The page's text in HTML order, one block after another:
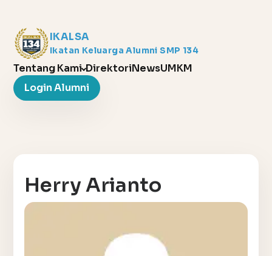
IKALSA
Ikatan Keluarga Alumni SMP 134
Tentang Kami DirektoriNewsUMKM
Login Alumni
Herry Arianto